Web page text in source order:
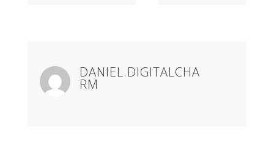
DANIEL.DIGITALCHA
RM